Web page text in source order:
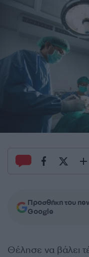
Προσθήκη του
Google
Θέλησε να βάλει